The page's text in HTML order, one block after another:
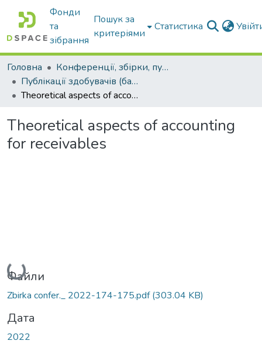
Фонди
та
зібрання
Пошук за
критеріями
Статистика
Головна
Конференції, збірки, публікації молодих вчених і здобувачів : магістрів, бакалаврів, аспірантів.
Публікації здобувачів (бакалаврів. магістрів, аспірантів)
Theoretical aspects of accounting for receivables
Theoretical aspects of accounting
for receivables
Вантажиться...
Файли
Zbirka confer._ 2022-174-175.pdf(303.04 KB)
Дата
2022